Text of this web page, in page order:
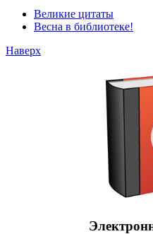
Великие цитаты
Весна в библиотеке!
Наверх